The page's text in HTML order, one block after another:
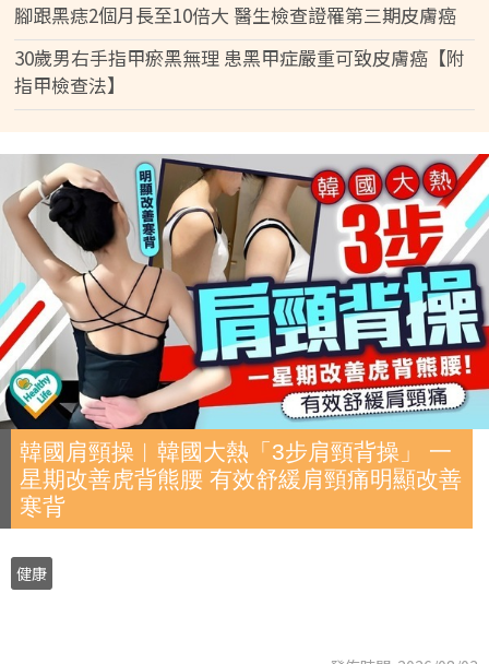
腳跟黑痣2個月長至10倍大 醫生檢查證罹第三期皮膚癌
30歲男右手指甲瘀黑無理 患黑甲症嚴重可致皮膚癌【附
指甲檢查法】
韓國肩頸操︱韓國大熱「3步肩頸背操」 一
星期改善虎背熊腰 有效舒緩肩頸痛明顯改善
寒背
健康